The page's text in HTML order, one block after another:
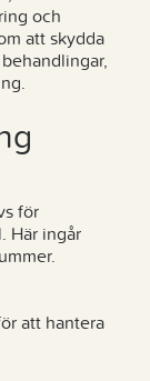
och
att skydda
för
Här ingår
att hantera